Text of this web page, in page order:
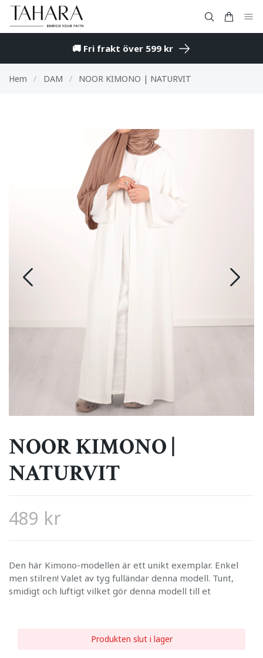
🚚 Fri frakt över 599 kr
Hem / DAM / NOOR KIMONO | NATURVIT
NOOR KIMONO |
NATURVIT
489 kr
Den här Kimono-modellen är ett unikt exemplar. Enkel
men stilren! Valet av tyg fulländar denna modell. Tunt,
smidigt och luftigt vilket gör denna modell till et
Produkten slut i lager